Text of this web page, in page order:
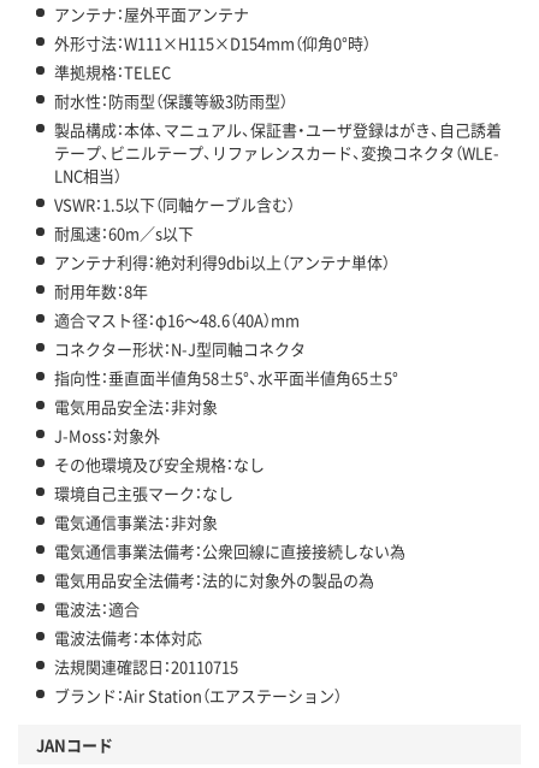
アンテナ：屋外平面アンテナ
外形寸法：W111×H115×D154mm（仰角0°時）
準拠規格：TELEC
耐水性：防雨型（保護等級3防雨型）
製品構成：本体、マニュアル、保証書・ユーザ登録はがき、自己誘着
テープ、ビニルテープ、リファレンスカード、変換コネクタ（WLE-
LNC相当）
VSWR：1.5以下（同軸ケーブル含む）
耐風速：60m／s以下
アンテナ利得：絶対利得9dbi以上（アンテナ単体）
耐用年数：8年
適合マスト径：φ16～48.6（40A）mm
コネクター形状：N-J型同軸コネクタ
指向性：垂直面半値角58±5°、水平面半値角65±5°
電気用品安全法：非対象
J-Moss：対象外
その他環境及び安全規格：なし
環境自己主張マーク：なし
電気通信事業法：非対象
電気通信事業法備考：公衆回線に直接接続しない為
電気用品安全法備考：法的に対象外の製品の為
電波法：適合
電波法備考：本体対応
法規関連確認日：20110715
ブランド：Air Station（エアステーション）
JANコード